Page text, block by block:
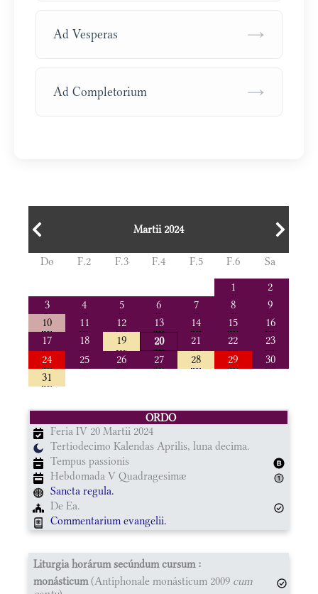
Ad Vesperas →
Ad Completorium →
Martii 2024
Do F.2 F.3 F.4 F.5 F.6
Sa
1
2
3
4 5 6 7 8
9
10
11 12 13 14 15
16
17
18 19 20 21 22
23
24
25 26 27 28 29
30
31
ORDO
Feria IV 20 Martii 2024
Tertiodecimo Kalendas Aprilis, luna decima.
Tempus passionis
Hebdomada V Quadragesimæ
Sancta regula.
De Ea.
Commentarium evangelii.
Liturgia horárum secúndum cursum :
monásticum(Antiphonale monásticum 2009 cum